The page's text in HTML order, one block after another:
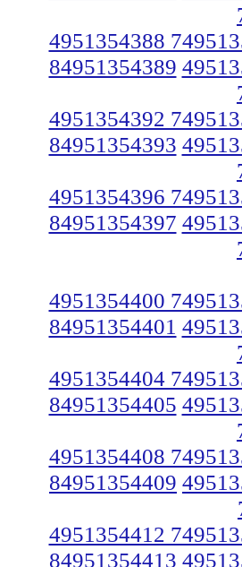
4951354388
84951354389
4951354392
84951354393
4951354396
84951354397
4951354400
84951354401
4951354404
84951354405
4951354408
84951354409
4951354412
84951354413